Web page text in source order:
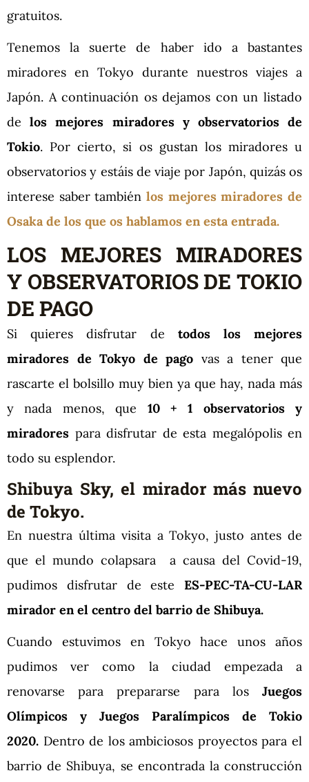
gratuitos.
Tenemos la suerte de haber ido a bastantes
miradores en Tokyo durante nuestros viajes a
Japón. A continuación os dejamos con un listado
delos mejores miradores y observatorios de
Tokio. Por cierto, si os gustan los miradores u
observatorios y estáis de viaje por Japón, quizás os
interese saber también los mejores miradores de
Osaka de los que os hablamos en esta entrada.
LOS MEJORES MIRADORES
Y OBSERVATORIOS DE TOKIO
DE PAGO
Si quieres disfrutar de todos los mejores
miradores de Tokyo de pago vas a tener que
rascarte el bolsillo muy bien ya que hay, nada más
y nada menos, que 10 + 1 observatorios y
miradores para disfrutar de esta megalópolis en
todo su esplendor.
Shibuya Sky, el mirador más nuevo
de Tokyo.
En nuestra última visita a Tokyo, justo antes de
que el mundo colapsara a causa del Covid-19,
pudimos disfrutar de este ES-PEC-TA-CU-LAR
mirador en el centro del barrio de Shibuya.
Cuando estuvimos en Tokyo hace unos años
pudimos ver como la ciudad empezada a
renovarse para prepararse para los Juegos
Olímpicos y Juegos Paralímpicos de Tokio
2020. Dentro de los ambiciosos proyectos para el
barrio de Shibuya, se encontrada la construcción